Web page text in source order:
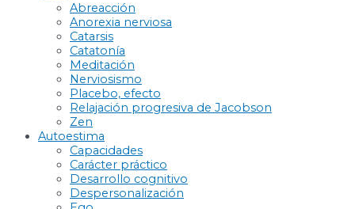
Abreacción
Anorexia nerviosa
Catarsis
Catatonía
Meditación
Nerviosismo
Placebo, efecto
Relajación progresiva de Jacobson
Zen
Autoestima
Capacidades
Carácter práctico
Desarrollo cognitivo
Despersonalización